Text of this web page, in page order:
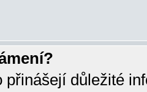
přinášejí důležité